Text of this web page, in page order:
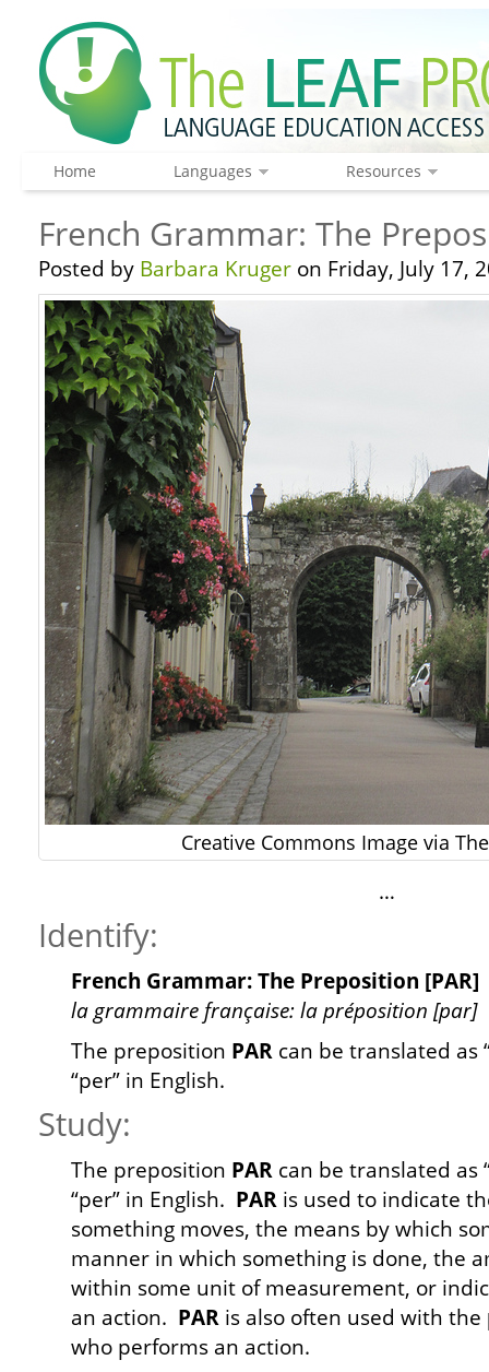
Home Languages Resources
French Grammar: The
Posted by Barbara Kruger on Friday, July 17,
Creative Commons Image via
…
Identify:
French Grammar: The Preposition [PAR]
la grammaire française: la préposition [par]
The preposition PAR can be translated as
“per” in English.
Study:
The preposition PAR can be translated as
“per” in English. PAR is used to indicate
something moves, the means by which
manner in which something is done, the
within some unit of measurement, or
an action. PAR is also often used with the
who performs an action.